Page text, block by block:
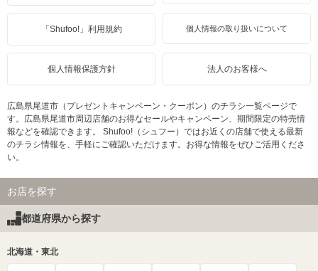
「Shufoo!」利用規約 個人情報の取り扱いについて
個人情報保護方針 法人のお客様へ
広島県尾道市（プレゼントキャンペーン・クーポン）のチラシ一覧ページで
す。広島県尾道市周辺店舗のお得なセールやキャンペーン、期間限定の特売情
報などを確認できます。 Shufoo!（シュフー）ではお近くの店舗で使える最新
のチラシ情報を、手軽にご確認いただけます。お得な情報をぜひご活用くださ
い。
お店を探す
都道府県から探す
北海道・東北